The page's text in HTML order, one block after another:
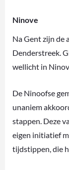
Ninove
Na Gent zijn de
Denderstreek.
wellicht in
De Ninoofse
unaniem
stappen. Deze
eigen initiatief
tijdstippen, die